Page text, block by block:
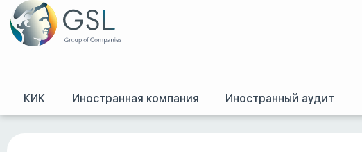
КИК Иностранная компания Иностранный аудит
GSL/Работа в GSL/Ольга Белькевич